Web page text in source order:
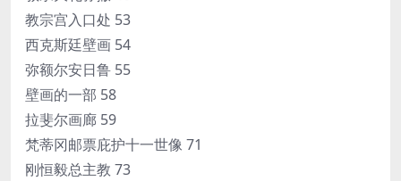
教宗宫入口处 53
西克斯廷壁画 54
弥额尔安日鲁 55
壁画的一部 58
拉斐尔画廊 59
梵蒂冈邮票庇护十一世像 71
刚恒毅总主教 73